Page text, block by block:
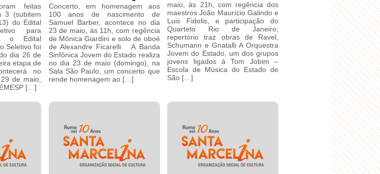
feitas
3 (subitem
do Edital
para
o Edital
Seletivo foi
dia 26 de
etapa de
no
de maio,
[…]
Concerto, em homenagem aos
100 anos de nascimento de
Samuel Barber, acontece no dia
23 de maio, às 11h, com regência
de Mônica Giardini e solo de oboé
de Alexandre Ficarelli A Banda
Sinfônica Jovem do Estado realiza
no dia 23 de maio (domingo), na
Sala São Paulo, um concerto que
rende homenagem ao […]
maio, às 21h, com regência dos
maestros João Maurício Galindo e
Luis Fidelis, e participação do
Quarteto Rio de Janeiro;
repertório traz obras de Ravel,
Schumann e Gnatalli A Orquestra
Jovem do Estado, um dos grupos
jovens ligados à Tom Jobim –
Escola de Música do Estado de
São […]